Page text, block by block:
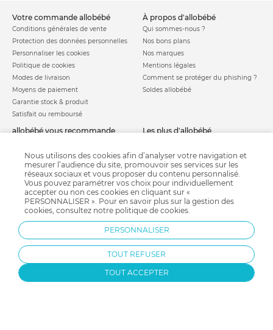
votre commande allobébé
Conditions générales de vente
Protection des données personnelles
Personnaliser les cookies
Politique de cookies
Modes de livraison
Moyens de paiement
Garantie stock & produit
Satisfait ou remboursé
à propos d'allobébé
Qui sommes-nous ?
Nos bons plans
Nos marques
Mentions légales
Comment se protéger du phishing ?
Soldes allobébé
allobébé vous recommande
Nos labels
Nos licences
Besoin d'aide ?
FAQ
les plus d'allobébé
Infos conseils
Jeux concours
Valise de maternité
Parrainage
Paiement sécurisé
Charte qualité
Nous utilisons des cookies afin d’analyser votre navigation et
mesurer l’audience du site, promouvoir ses services sur les
réseaux sociaux et vous proposer du contenu personnalisé.
Vous pouvez paramétrer vos choix pour individuellement
accepter ou non ces cookies en cliquant sur «
PERSONNALISER ». Pour en savoir plus sur la gestion des
cookies, consultez notre politique de cookies.
PERSONNALISER
TOUT REFUSER
TOUT ACCEPTER